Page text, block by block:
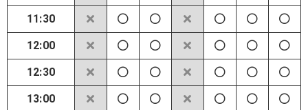
11:30
12:00
12:30
13:00